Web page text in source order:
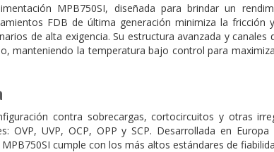
MPB750SI, diseñada para brindar un
FDB de última generación minimiza la fricción
de alta exigencia. Su estructura avanzada y canales
manteniendo la temperatura bajo control para
contra sobrecargas, cortocircuitos y otras
UVP, OCP, OPP y SCP. Desarrollada en
cumple con los más altos estándares de